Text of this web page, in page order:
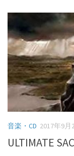
音楽・CD 2017年9月
ULTIMATE